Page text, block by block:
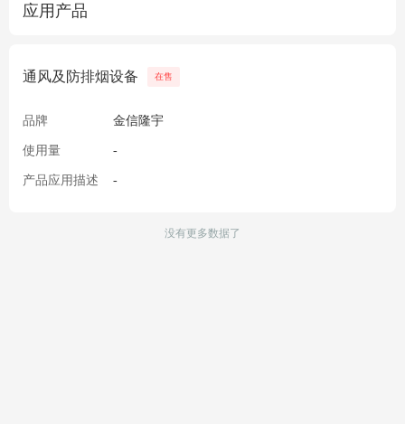
应用产品
通风及防排烟设备 在售
品牌 金信隆宇
使用量 -
产品应用描述 -
没有更多数据了